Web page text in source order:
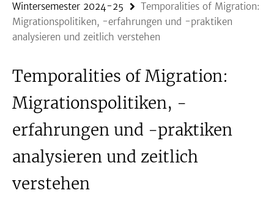
Wintersemester 2024-25
Temporalities of Migration:
Migrationspolitiken, -erfahrungen und -praktiken
analysieren und zeitlich verstehen
Temporalities of Migration:
Migrationspolitiken, -
erfahrungen und -praktiken
analysieren und zeitlich
verstehen